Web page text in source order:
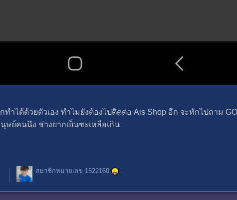
ำได้ด้วยตัวเอง ทำไมยังต้องไปติดต่อ Ais Shop อีก จะทักไปถาม
ย์คนนึง ช่างยากเย็นซะเหลือเกิน
สมาชิกหมายเลข 1522160